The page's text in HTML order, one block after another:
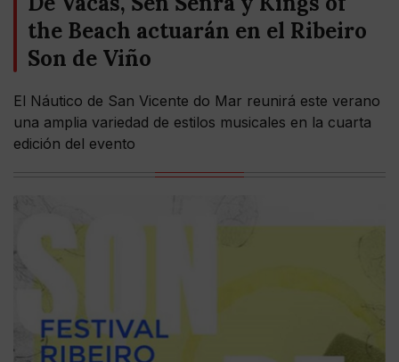
the Beach actuarán en el Ribeiro
Son de Viño
El Náutico de San Vicente do Mar reunirá este verano
una amplia variedad de estilos musicales en la cuarta
edición del evento